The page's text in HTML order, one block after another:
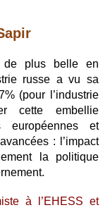
de plus belle en
russe a vu sa
(pour l’industrie
cette embellie
européennes et
: l’impact
la politique
à l’EHESS et